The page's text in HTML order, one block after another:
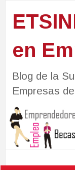
en
Blog de la
Empresas